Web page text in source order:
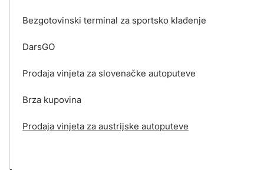
Bezgotovinski terminal za sportsko klađenje
DarsGO
Prodaja vinjeta za slovenačke autoputeve
Brza kupovina
Prodaja vinjeta za austrijske autoputeve